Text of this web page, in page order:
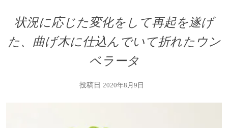
状況に応じた変化をして再起を遂げ
た、曲げ木に仕込んでいて折れたウン
ベラータ
投稿日 2020年8月9日